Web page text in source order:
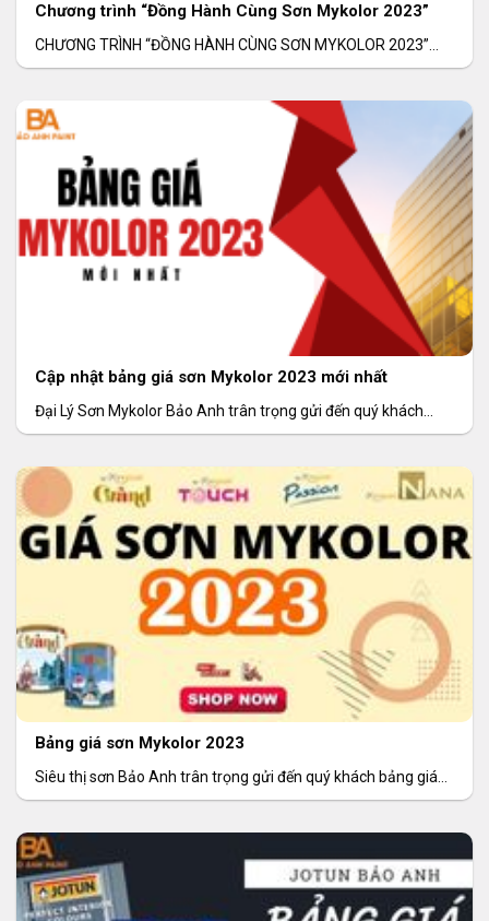
Chương trình “Đồng Hành Cùng Sơn Mykolor 2023”
CHƯƠNG TRÌNH “ĐỒNG HÀNH CÙNG SƠN MYKOLOR 2023”
Thời gian: 01/09/2023 – 31/12/2023 Khu vực: Toàn
Cập nhật bảng giá sơn Mykolor 2023 mới nhất
Đại Lý Sơn Mykolor Bảo Anh trân trọng gửi đến quý khách
hàng bảng giá
Bảng giá sơn Mykolor 2023
Siêu thị sơn Bảo Anh trân trọng gửi đến quý khách bảng giá
sơn Mykolor